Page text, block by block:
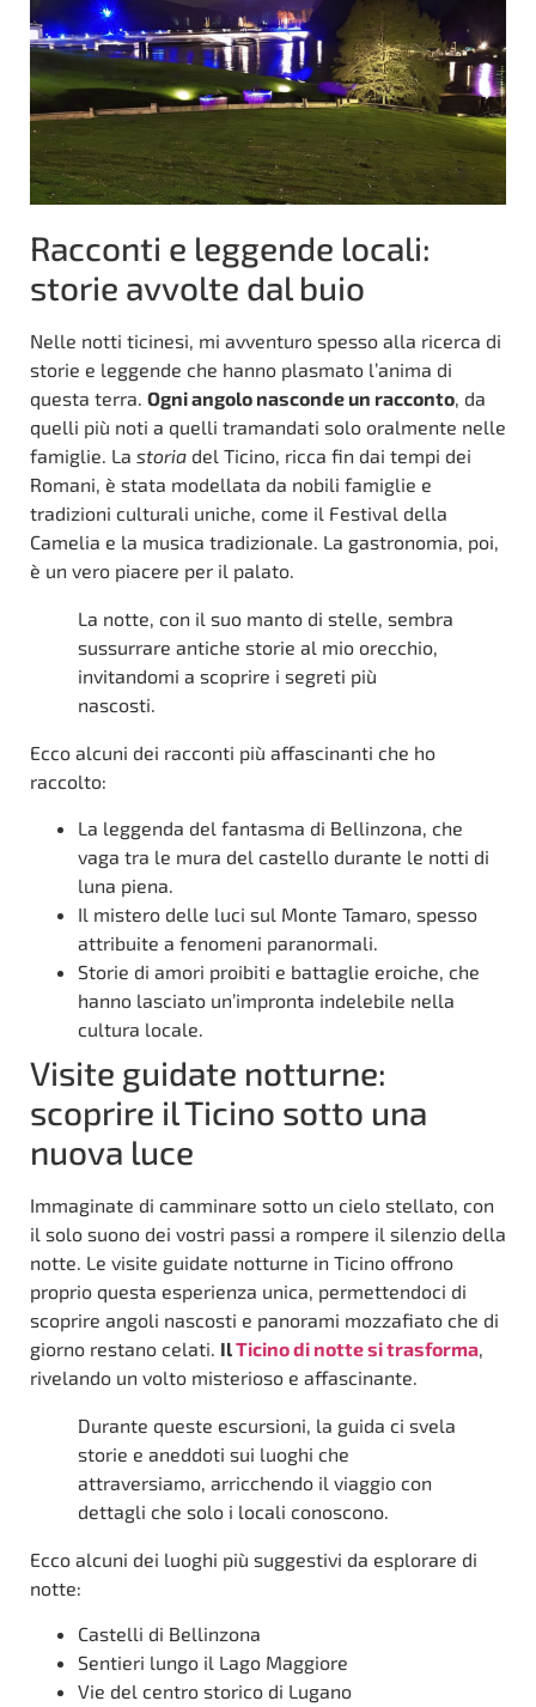
Racconti e leggende locali:
storie avvolte dal buio
Nelle notti ticinesi, mi avventuro spesso alla ricerca di
storie e leggende che hanno plasmato l’anima di
questa terra. Ogni angolo nasconde un racconto, da
quelli più noti a quelli tramandati solo oralmente nelle
famiglie. La storia del Ticino, ricca fin dai tempi dei
Romani, è stata modellata da nobili famiglie e
tradizioni culturali uniche, come il Festival della
Camelia e la musica tradizionale. La gastronomia, poi,
è un vero piacere per il palato.
La notte, con il suo manto di stelle, sembra
sussurrare antiche storie al mio orecchio,
invitandomi a scoprire i segreti più
nascosti.
Ecco alcuni dei racconti più affascinanti che ho
raccolto:
La leggenda del fantasma di Bellinzona, che
vaga tra le mura del castello durante le notti di
luna piena.
Il mistero delle luci sul Monte Tamaro, spesso
attribuite a fenomeni paranormali.
Storie di amori proibiti e battaglie eroiche, che
hanno lasciato un’impronta indelebile nella
cultura locale.
Visite guidate notturne:
scoprire il Ticino sotto una
nuova luce
Immaginate di camminare sotto un cielo stellato, con
il solo suono dei vostri passi a rompere il silenzio della
notte. Le visite guidate notturne in Ticino offrono
proprio questa esperienza unica, permettendoci di
scoprire angoli nascosti e panorami mozzafiato che di
giorno restano celati. Il Ticino di notte si trasforma
rivelando un volto misterioso e affascinante.
Durante queste escursioni, la guida ci svela
storie e aneddoti sui luoghi che
attraversiamo, arricchendo il viaggio con
dettagli che solo i locali conoscono.
Ecco alcuni dei luoghi più suggestivi da esplorare di
notte:
Castelli di Bellinzona
Sentieri lungo il Lago Maggiore
Vie del centro storico di Lugano